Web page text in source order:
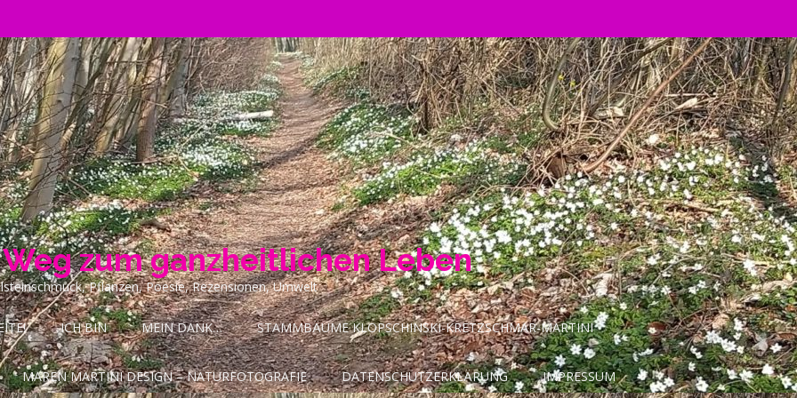
zum ganzheitlichen Leben
Pflanzen, Poesie, Rezensionen, Umwelt
ICH BIN MEIN DANK… STAMMBÄUME KLOPSCHINSKI-KRETZSCHMAR-MARTINI
MAREN MARTINI DESIGN – NATURFOTOGRAFIE DATENSCHUTZERKLÄRUNG IMPRESSUM